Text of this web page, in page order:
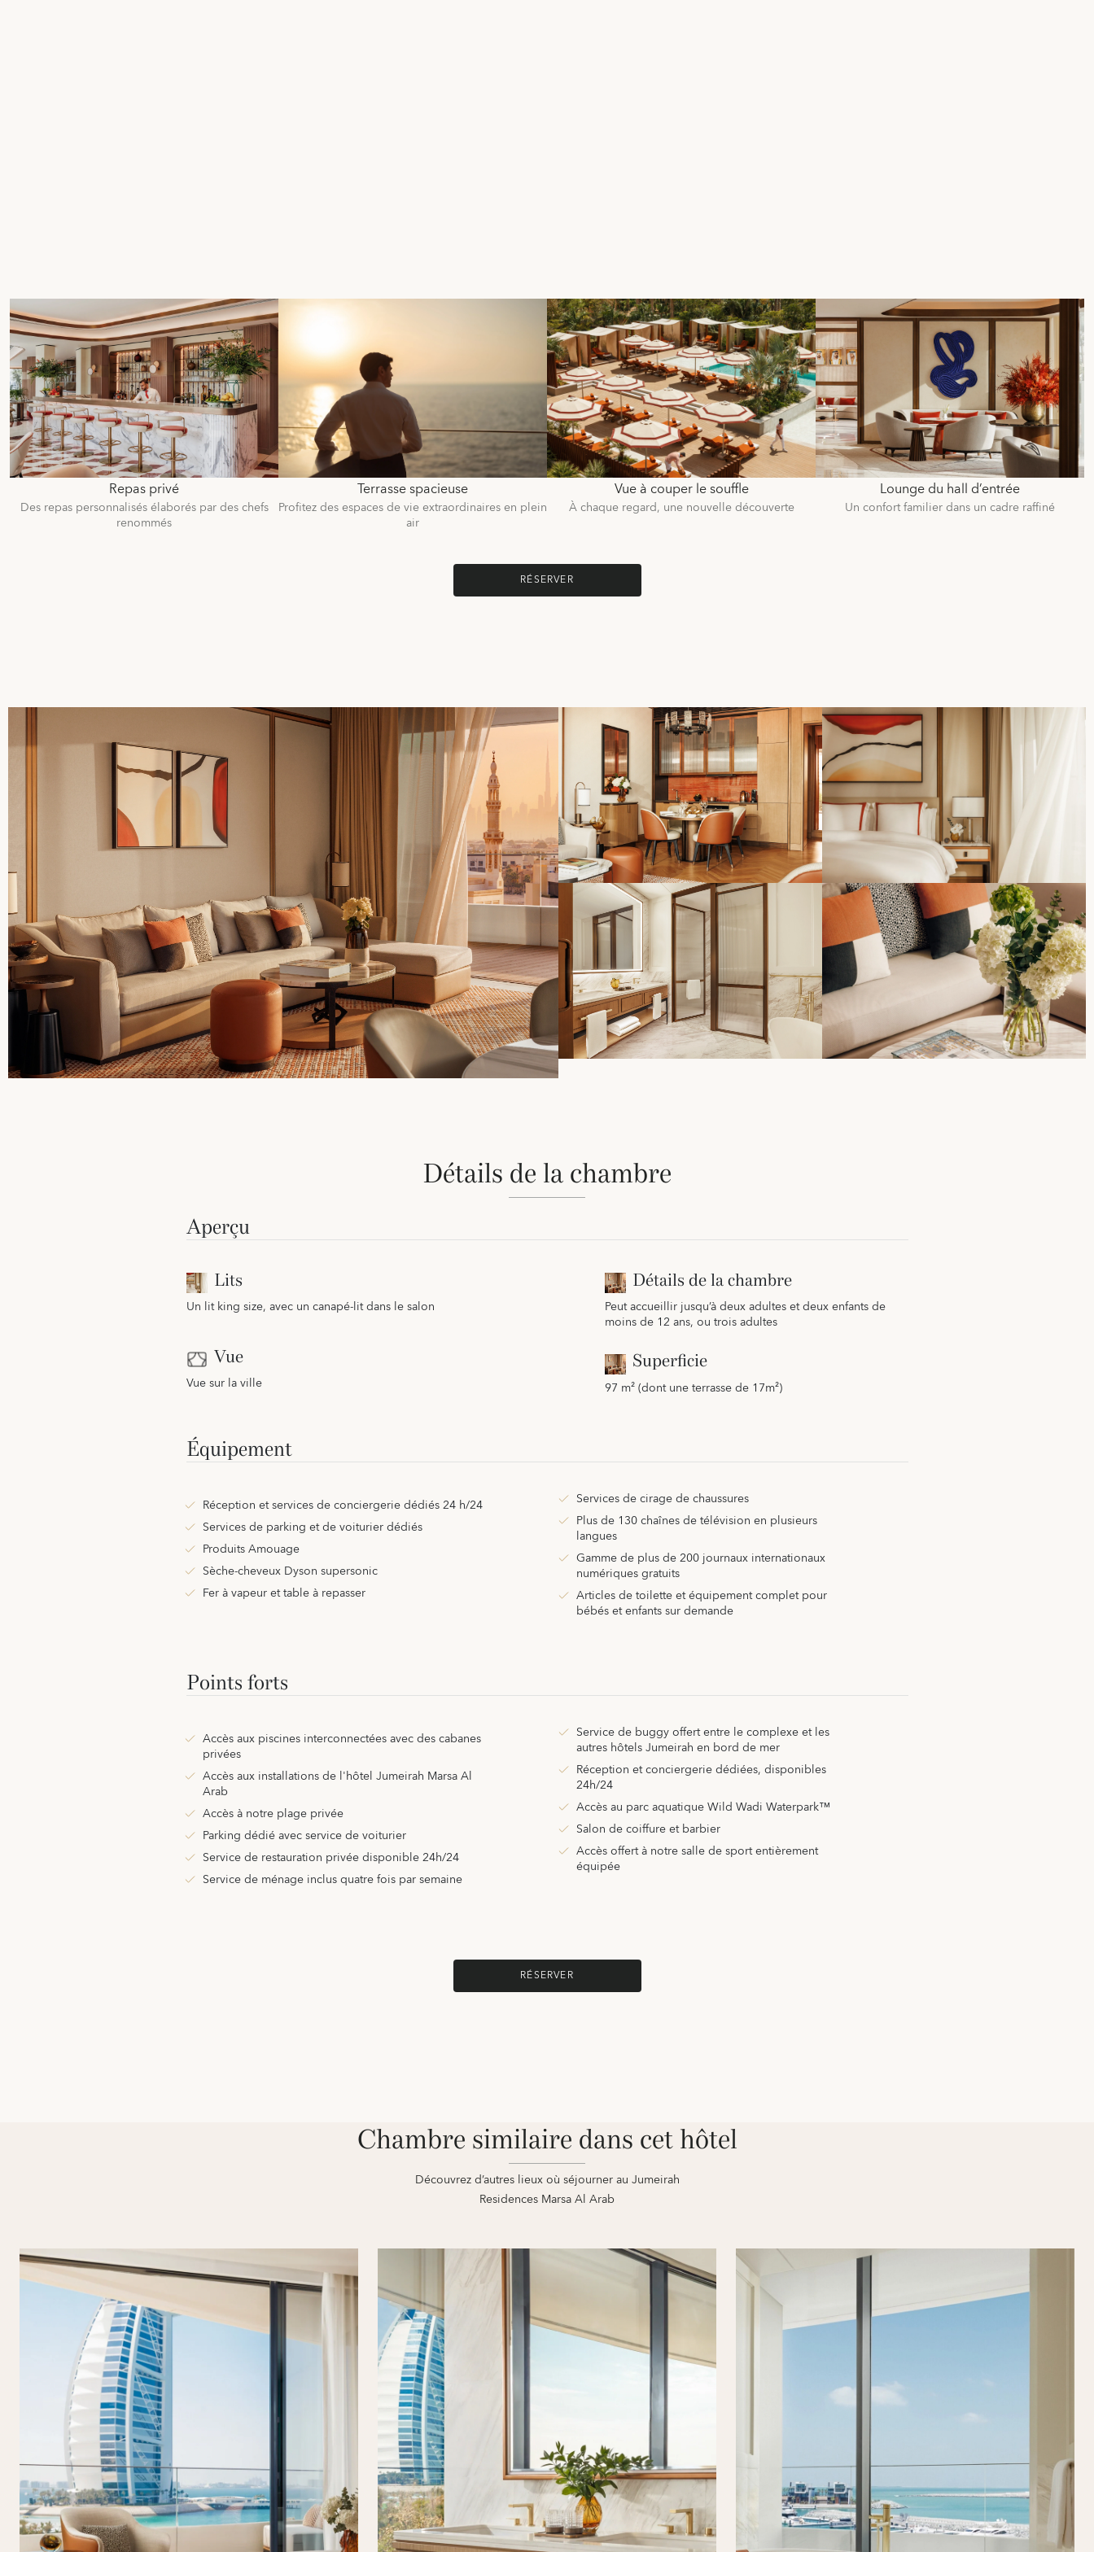
Repas privé
Des repas personnalisés élaborés par des chefs
renommés
Terrasse spacieuse
Profitez des espaces de vie extraordinaires en plein
air
Vue à couper le souffle
À chaque regard, une nouvelle découverte
Lounge du hall d’entrée
Un confort familier dans un cadre raffiné
RÉSERVER
Détails de la chambre
Aperçu
Lits
Un lit king size, avec un canapé-lit dans le salon
Vue
Vue sur la ville
Détails de la chambre
Peut accueillir jusqu’à deux adultes et deux enfants de
moins de 12 ans, ou trois adultes
Superficie
97 m² (dont une terrasse de 17m²)
Équipement
Réception et services de conciergerie dédiés 24 h/24
Services de parking et de voiturier dédiés
Produits Amouage
Sèche-cheveux Dyson supersonic
Fer à vapeur et table à repasser
Services de cirage de chaussures
Plus de 130 chaînes de télévision en plusieurs
langues
Gamme de plus de 200 journaux internationaux
numériques gratuits
Articles de toilette et équipement complet pour
bébés et enfants sur demande
Points forts
Accès aux piscines interconnectées avec des cabanes
privées
Accès aux installations de l'hôtel Jumeirah Marsa Al
Arab
Accès à notre plage privée
Parking dédié avec service de voiturier
Service de restauration privée disponible 24h/24
Service de ménage inclus quatre fois par semaine
Service de buggy offert entre le complexe et les
autres hôtels Jumeirah en bord de mer
Réception et conciergerie dédiées, disponibles
24h/24
Accès au parc aquatique Wild Wadi Waterpark™
Salon de coiffure et barbier
Accès offert à notre salle de sport entièrement
équipée
RÉSERVER
Chambre similaire dans cet hôtel
Découvrez d’autres lieux où séjourner au Jumeirah
Residences Marsa Al Arab